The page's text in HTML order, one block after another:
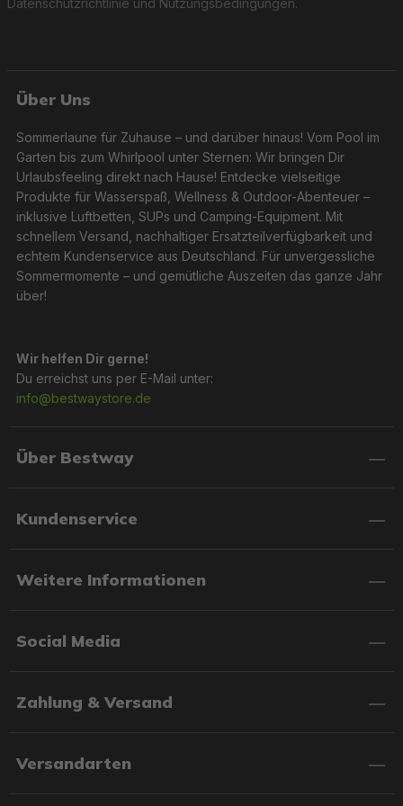
Datenschutzrichtlinie und Nutzungsbedingungen.
Über Uns
Sommerlaune für Zuhause – und darüber hinaus! Vom Pool im
Garten bis zum Whirlpool unter Sternen: Wir bringen Dir
Urlaubsfeeling direkt nach Hause! Entdecke vielseitige
Produkte für Wasserspaß, Wellness & Outdoor-Abenteuer –
inklusive Luftbetten, SUPs und Camping-Equipment. Mit
schnellem Versand, nachhaltiger Ersatzteilverfügbarkeit und
echtem Kundenservice aus Deutschland. Für unvergessliche
Sommermomente – und gemütliche Auszeiten das ganze Jahr
über!
Wir helfen Dir gerne!
Du erreichst uns per E-Mail unter:
info@bestwaystore.de
Über Bestway
Kundenservice
Weitere Informationen
Social Media
Zahlung & Versand
Versandarten